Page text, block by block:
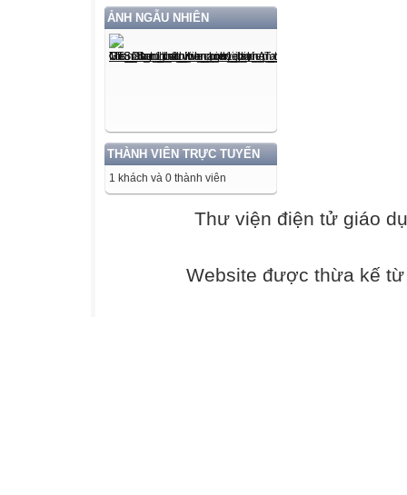
ẢNH NGẪU NHIÊN
THÀNH VIÊN TRỰC TUYẾN
1 khách và 0 thành viên
09
11
Thư viện điện tử giáo
Website được thừa kế